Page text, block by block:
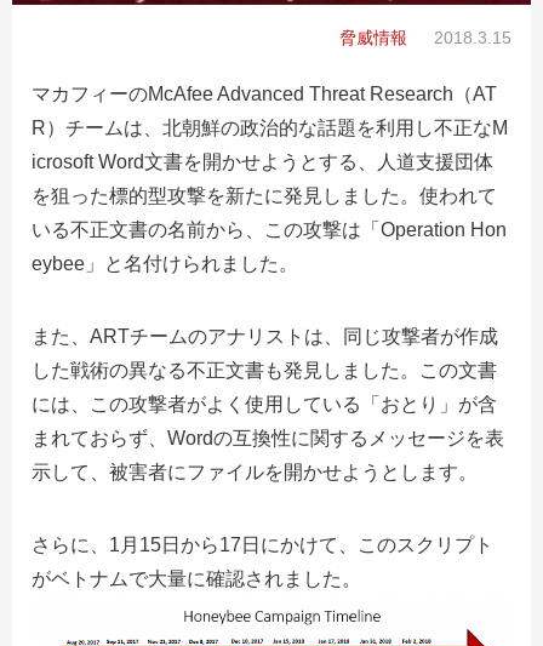
脅威情報 2018.3.15
マカフィーのMcAfee Advanced Threat Research（AT
R）チームは、北朝鮮の政治的な話題を利用し不正なM
icrosoft Word文書を開かせようとする、人道支援団体
を狙った標的型攻撃を新たに発見しました。使われて
いる不正文書の名前から、この攻撃は「Operation Hon
eybee」と名付けられました。
また、ARTチームのアナリストは、同じ攻撃者が作成
した戦術の異なる不正文書も発見しました。この文書
には、この攻撃者がよく使用している「おとり」が含
まれておらず、Wordの互換性に関するメッセージを表
示して、被害者にファイルを開かせようとします。
さらに、1月15日から17日にかけて、このスクリプト
がベトナムで大量に確認されました。